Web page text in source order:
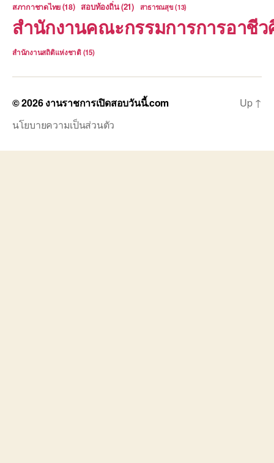
สภากาชาดไทย(18) สอบท้องถิ่น(21) สาธารณสุข (13)
สำนักงานคณะกรรมการการอาชี
สำนักงานสถิติแห่งชาติ(15)
© 2026งานราชการเปิดสอบวันนี้.com
นโยบายความเป็นส่วนตัว
Up ↑